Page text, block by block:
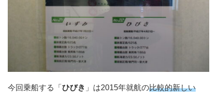
今回乗船する「 ひびき 」は2015年就航の比較的新しい